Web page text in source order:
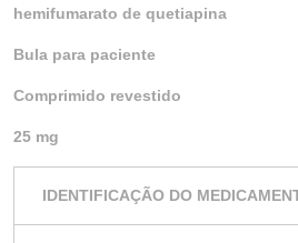
hemifumarato de quetiapina
Bula para paciente
Comprimido revestido
25 mg
IDENTIFICAÇÃO DO